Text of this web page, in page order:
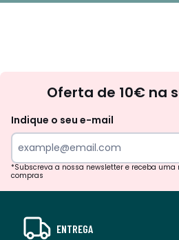
Oferta de 10€ na
Indique o seu e-mail
*Subscreva a nossa newsletter e receba uma
compras
ENTREGA